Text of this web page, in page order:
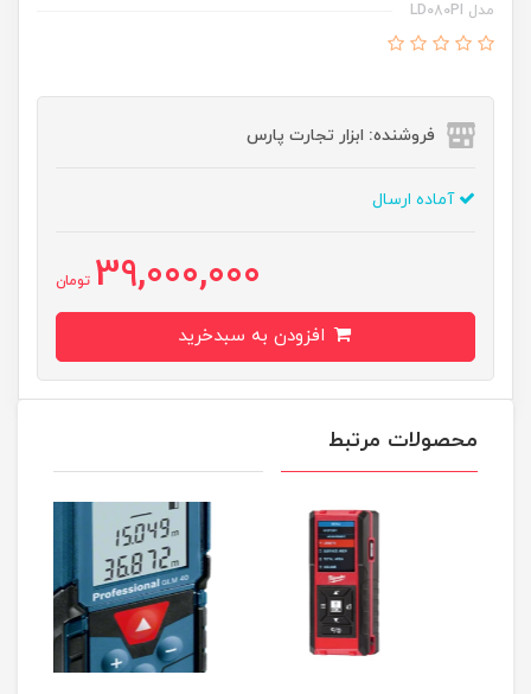
مدل LD080PI
فروشنده: ابزار تجارت پارس
آماده ارسال
39,000,000 تومان
محصولات مرتبط